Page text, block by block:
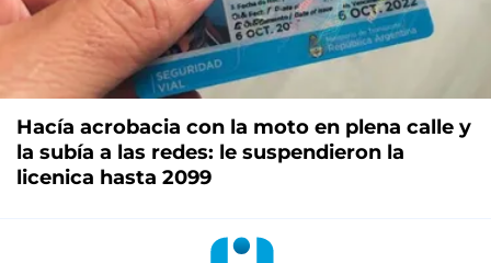
Hacía acrobacia con la moto en plena calle y
la subía a las redes: le suspendieron la
licenica hasta 2099